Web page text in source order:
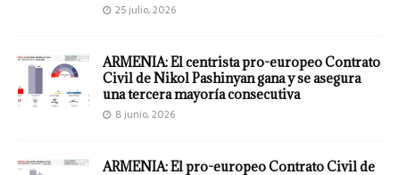
25 julio, 2026
ARMENIA: El centrista pro-europeo Contrato
Civil de Nikol Pashinyan gana y se asegura
una tercera mayoría consecutiva
8 junio, 2026
ARMENIA: El pro-europeo Contrato Civil de